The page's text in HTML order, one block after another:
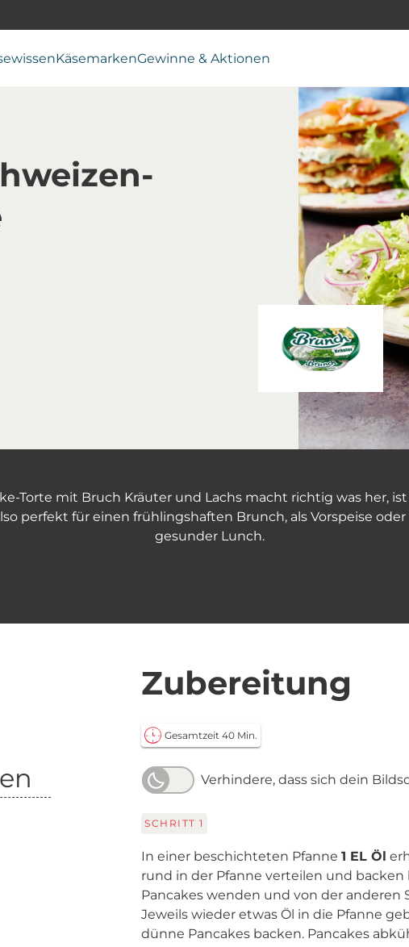
KäsemarkenGewinne & Aktionen
Torte mit Bruch Kräuter und Lachs macht richtig was her,
perfekt für einen frühlingshaften Brunch, als Vorspeise
gesunder Lunch.
Zubereitung
Gesamtzeit 40 Min.
Verhindere, dass sich dein
SCHRITT 1
In einer beschichteten Pfanne 1 EL Öl
rund in der Pfanne verteilen und backen
Pancakes wenden und von der anderen
Jeweils wieder etwas Öl in die Pfanne
dünne Pancakes backen. Pancakes